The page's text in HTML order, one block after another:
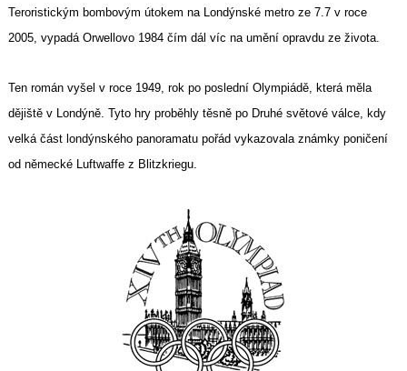
Teroristickým bombovým útokem na Londýnské metro ze 7.7 v roce
2005, vypadá Orwellovo 1984 čím dál víc na umění opravdu ze života.
Ten román vyšel v roce 1949, rok po poslední Olympiádě, která měla
dějiště v Londýně. Tyto hry proběhly těsně po Druhé světové válce, kdy
velká část londýnského panoramatu pořád vykazovala známky poničení
od německé Luftwaffe z Blitzkriegu.
Search